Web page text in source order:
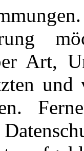
Art,
und